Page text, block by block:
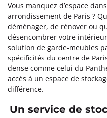
Vous manquez d’espace
arrondissement de Paris ?
déménager, de rénover ou
désencombrer votre
solution de garde-meubles
spécificités du centre de
dense comme celui du
accès à un espace de
différence.
Un service de